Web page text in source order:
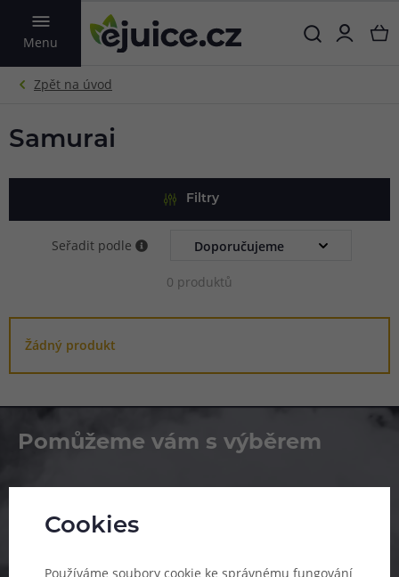
Menu
VYHLEDAT
Samurai
Filtry
Seřadit podle
0 produktů
Žádný produkt
Pomůžeme vám s výběrem
483 51 51 31
Po–Pá: 09:00–17:00
info@ejuice.cz
Cookies
Používáme soubory cookie ke správnému fungování